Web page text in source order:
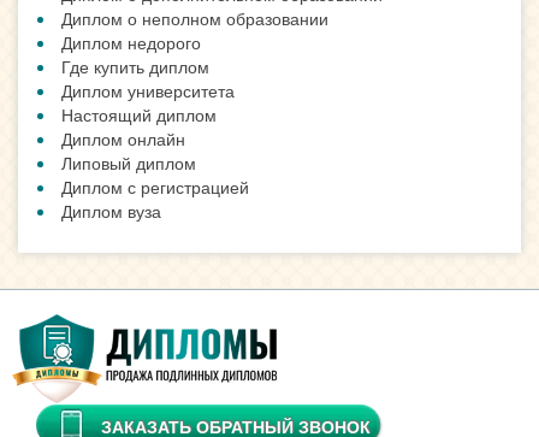
Диплом о неполном образовании
Диплом недорого
Где купить диплом
Диплом университета
Настоящий диплом
Диплом онлайн
Липовый диплом
Диплом с регистрацией
Диплом вуза
ЗАКАЗАТЬ ОБРАТНЫЙ ЗВОНОК